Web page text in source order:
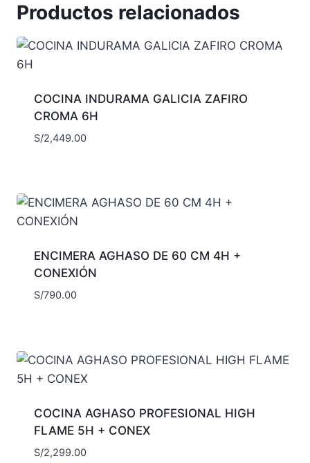
Productos relacionados
COCINA INDURAMA GALICIA ZAFIRO
CROMA 6H
S/2,449.00
ENCIMERA AGHASO DE 60 CM 4H +
CONEXIÓN
S/790.00
COCINA AGHASO PROFESIONAL HIGH
FLAME 5H + CONEX
S/2,299.00